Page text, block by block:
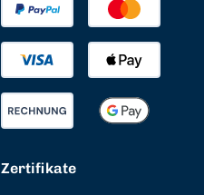
Zertifikate